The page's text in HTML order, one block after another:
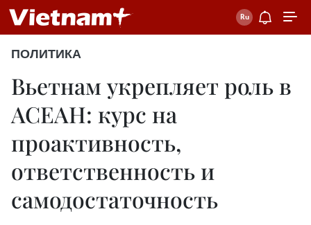
ПОЛИТИКА
Вьетнам укрепляет роль в
АСЕАН: курс на
проактивность,
ответственность и
самодостаточность